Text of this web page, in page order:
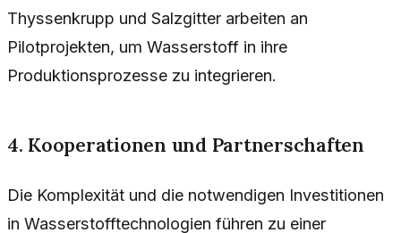
Thyssenkrupp und Salzgitter arbeiten an
Pilotprojekten, um Wasserstoff in ihre
Produktionsprozesse zu integrieren.
4. Kooperationen und Partnerschaften
Die Komplexität und die notwendigen Investitionen
in Wasserstofftechnologien führen zu einer